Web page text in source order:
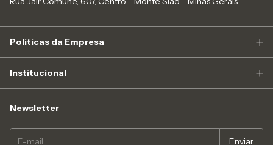
Políticas da Empresa
Institucional
Newsletter